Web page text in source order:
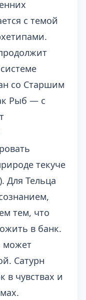
с темой
.
со Старшим
Рыб — с
текуче
Для Тельца
тем, что
в банк.
может
Сатурн
в чувствах и